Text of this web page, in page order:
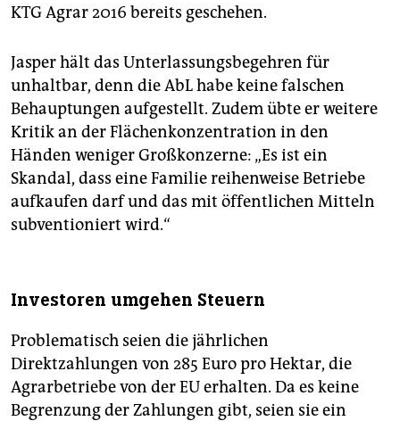
KTG Agrar 2016 bereits geschehen.
Jasper hält das Unterlassungsbegehren für
unhaltbar, denn die AbL habe keine falschen
Behauptungen aufgestellt. Zudem übte er weitere
Kritik an der Flächenkonzentration in den
Händen weniger Großkonzerne: „Es ist ein
Skandal, dass eine Familie reihenweise Betriebe
aufkaufen darf und das mit öffentlichen Mitteln
subventioniert wird.“
Investoren umgehen Steuern
Problematisch seien die jährlichen
Direktzahlungen von 285 Euro pro Hektar, die
Agrarbetriebe von der EU erhalten. Da es keine
Begrenzung der Zahlungen gibt, seien sie ein